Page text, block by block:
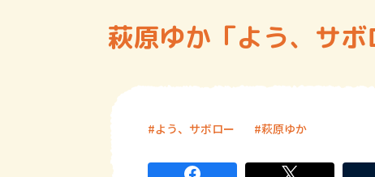
萩原ゆか「よう、サ
よう、サボロー 萩原ゆか